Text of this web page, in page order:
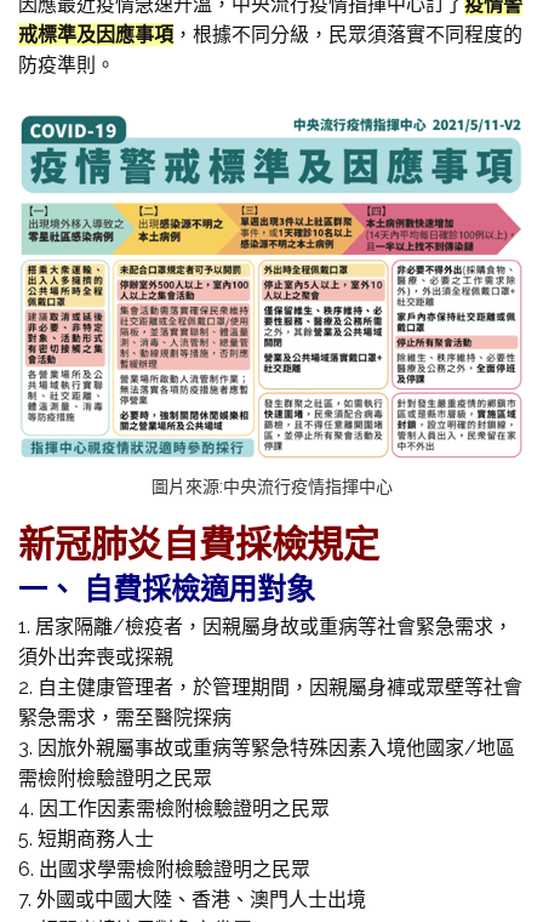
戒標準及因應事項 ，根據不同分級，民眾須落實不同程度的
防疫準則。
圖片來源:中央流行疫情指揮中心
新冠肺炎自費採檢規定
一、 自費採檢適用對象
1. 居家隔離/檢疫者，因親屬身故或重病等社會緊急需求，
須外出奔喪或探親
2. 自主健康管理者，於管理期間，因親屬身褲或眾壁等社會
緊急需求，需至醫院探病
3. 因旅外親屬事故或重病等緊急特殊因素入境他國家/地區
需檢附檢驗證明之民眾
4. 因工作因素需檢附檢驗證明之民眾
5. 短期商務人士
6. 出國求學需檢附檢驗證明之民眾
7. 外國或中國大陸、香港、澳門人士出境